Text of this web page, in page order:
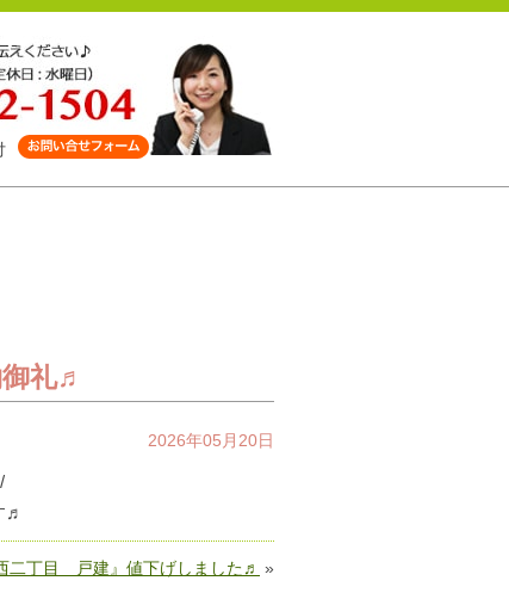
礼♬
2026年05月20日
♬
二丁目 戸建』値下げしました♬ »